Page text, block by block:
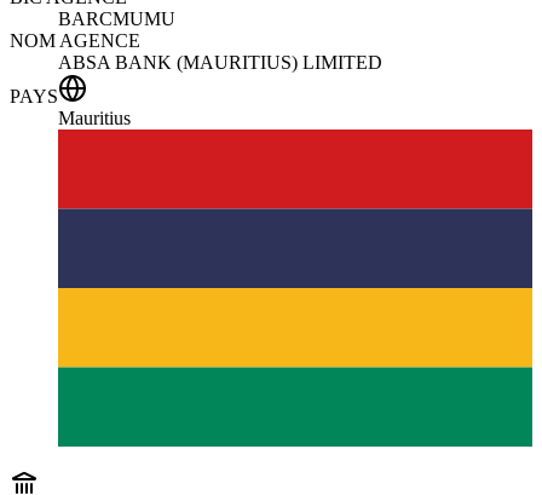
BARCMUMU
NOM AGENCE
ABSA BANK (MAURITIUS) LIMITED
PAYS
Mauritius